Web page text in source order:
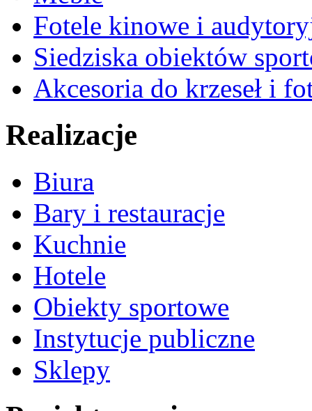
Fotele kinowe i
Siedziska obiektów
Akcesoria do krzeseł i
Realizacje
Biura
Bary i restauracje
Kuchnie
Hotele
Obiekty sportowe
Instytucje publiczne
Sklepy